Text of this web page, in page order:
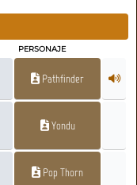
PERSONAJE
Pathfinder
Yondu
Pop Thorn